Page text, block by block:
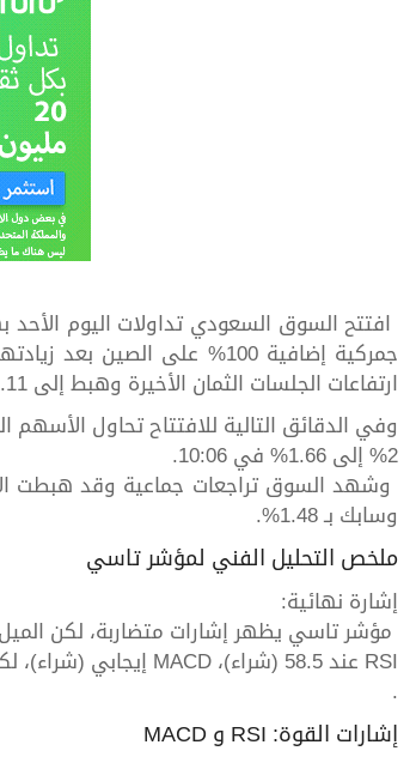
جمركية إضافية 100% على
ارتفاعات الجلسات الثمان الأخيرة وهبط إلى 11,331.11 نقطة.
وفي الدقائق التالية للافتتاح تحاول
2% إلى 1.66% في 10:06.
وسابك بـ 1.48%.
ملخص التحليل الفني لمؤشر تاسي
إشارة نهائية:
مؤشر تاسي يظهر إشارات متضاربة، لكن
RSI عند 58.5 (شراء)، MACD إيجابي (شراء)، لكن المتوسطات المتحركة القصيرة تشير للبيع
.
إشارات القوة: RSI و MACD